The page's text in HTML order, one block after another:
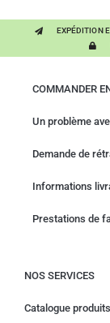
EXPÉDITION
COMMANDER
Un problème
Demande de
Informations
Prestations de
NOS SERVICES
Catalogue produits